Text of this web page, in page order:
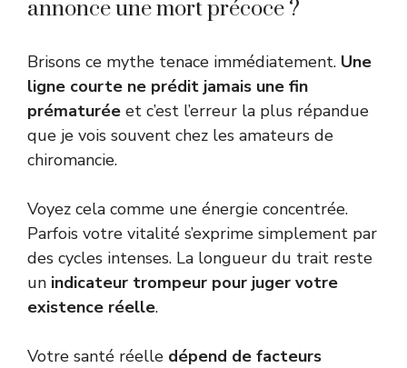
annonce une mort précoce ?
Brisons ce mythe tenace immédiatement. Une
ligne courte ne prédit jamais une fin
prématurée et c’est l’erreur la plus répandue
que je vois souvent chez les amateurs de
chiromancie.
Voyez cela comme une énergie concentrée.
Parfois votre vitalité s’exprime simplement par
des cycles intenses. La longueur du trait reste
un indicateur trompeur pour juger votre
existence réelle.
Votre santé réelle dépend de facteurs